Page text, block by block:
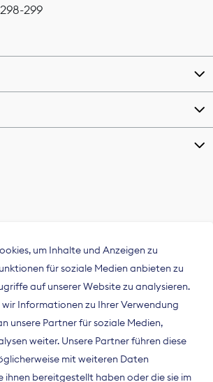
299
um Inhalte und Anzeigen zu
für soziale Medien anbieten zu
auf unserer Website zu analysieren.
Informationen zu Ihrer Verwendung
unsere Partner für soziale Medien,
weiter. Unsere Partner führen diese
mit weiteren Daten
ihnen bereitgestellt haben oder die sie im